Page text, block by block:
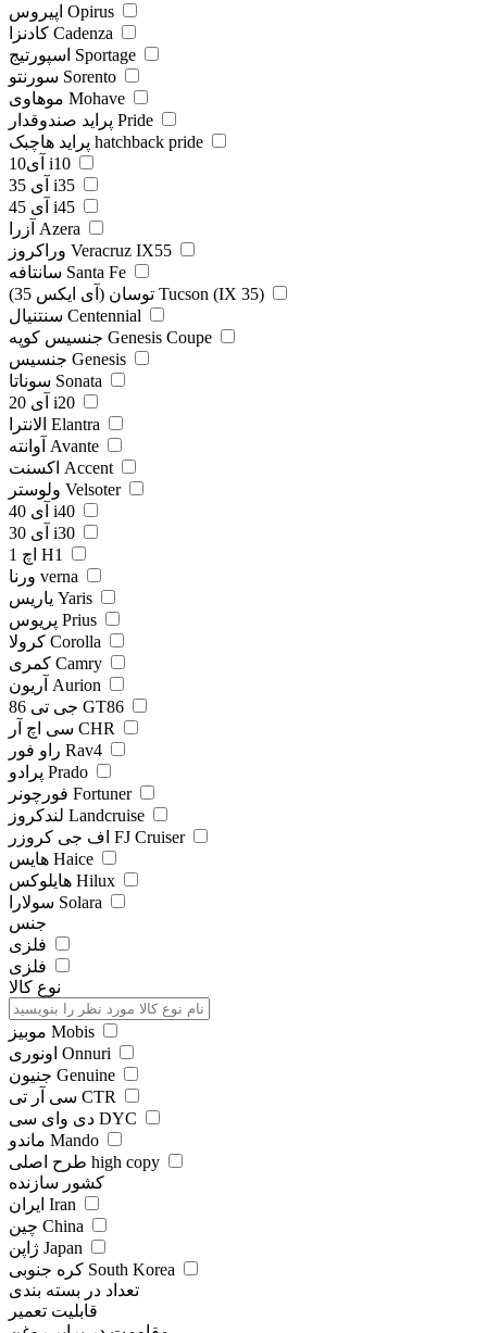
اپیروس Opirus
کادنزا Cadenza
اسپورتیج Sportage
سورنتو Sorento
موهاوی Mohave
پراید صندوقدار Pride
پراید هاچبک hatchback pride
آی10 i10
آی 35 i35
آی 45 i45
آزرا Azera
وراکروز Veracruz IX55
سانتافه Santa Fe
توسان (آی ایکس 35) Tucson (IX 35)
سنتنیال Centennial
جنسیس کوپه Genesis Coupe
جنسیس Genesis
سوناتا Sonata
آی 20 i20
الانترا Elantra
آوانته Avante
اکسنت Accent
ولوستر Velsoter
آی 40 i40
آی 30 i30
اچ 1 H1
ورنا verna
یاریس Yaris
پریوس Prius
کرولا Corolla
کمری Camry
آریون Aurion
جی تی 86 GT86
سی اچ آر CHR
راو فور Rav4
پرادو Prado
فورچونر Fortuner
لندکروز Landcruise
اف جی کروزر FJ Cruiser
هایس Haice
هایلوکس Hilux
سولارا Solara
جنس
نوع کالا
موبیز Mobis
اونوری Onnuri
جنیون Genuine
سی آر تی CTR
دی وای سی DYC
ماندو Mando
طرح اصلی high copy
کشور سازنده
ایران Iran
چین China
ژاپن Japan
کره جنوبی South Korea
تعداد در بسته بندی
قابلیت تعمیر